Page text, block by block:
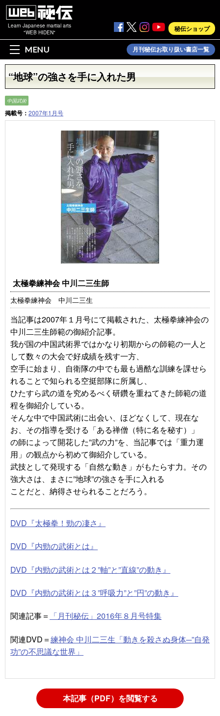
Learn Japanese martial arts
"WEB HIDEN"
秘伝ショップ
MENU 月刊秘伝お取り扱い書店一覧
“地球”の強さを手に入れた男
中国武術
掲載号： 2007年1月号
太極拳練神会 中川二三生師
太極拳練神会 中川二三生
当記事は2007年１月号にて掲載された、太極拳練神会の
中川二三生師範の御紹介記事。
我が国の中国武術界ではかなり初期からの師範の一人と
して数々の大会で好成績を残す一方、
空手に始まり、自衛隊の中でも最も過酷な訓練を課せら
れることで知られる空挺部隊に所属し、
ひたすら武の道を究めるべく研鑽を重ねてきた師範の道
程を御紹介している。
そんな中で中国武術に出会い、ほどなくして、現在な
お、その指導を受ける「ある禅僧（特に名を秘す）」
の師によって開花した”武の力”を、当記事では「重力運
用」の観点から初めて御紹介している。
武技として発現する「自然な動き」がもたらす力。その
強大さは、まさに”地球”の強さを手に入れる
ことだと、納得させられることだろう。
DVD『太極拳！勁の凄さ』
DVD『内勁の武術とは』
DVD『内勁の武術とは２”軸”と”直線”の動き』
DVD『内勁の武術とは３”呼吸力”と”円”の動き』
関連記事＝ 「月刊秘伝」2016年８月号特集
関連DVD＝練神会 中川二三生「動きを殺さぬ身体─”自発
功”の不思議な世界」
本記事（PDF）を閲覧する